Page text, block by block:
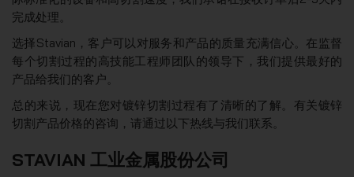
完成处理。
选择Stavian，客户可以对服务和产品的质量充满信心。在监督
每个切割过程的高技能工程师团队的领导下，我们提供最好的
产品给我们的客户。
总的来说，现在您对镀锌切割过程有了清晰的了解。有关镀锌
切割产品价格的咨询，请通过以下热线与我们联系。
STAVIAN 工业金属股份公司